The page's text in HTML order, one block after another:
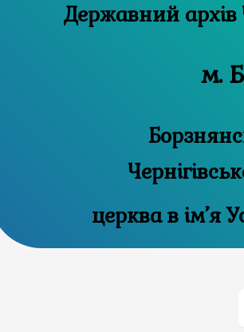
м.
церква в ім’я